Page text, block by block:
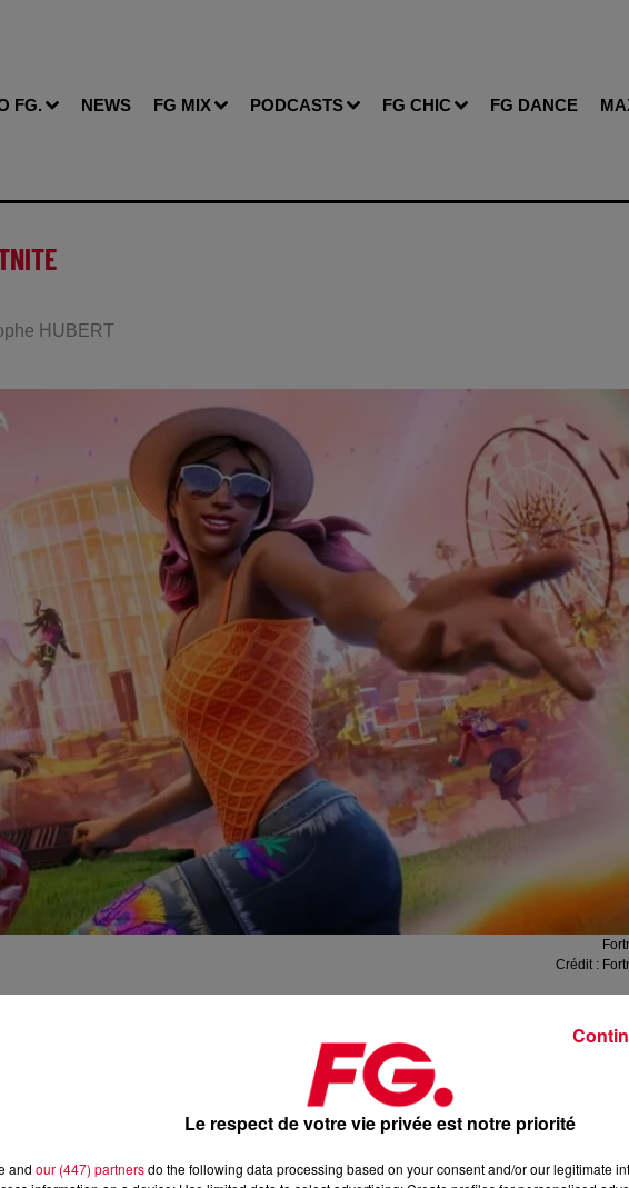
FG. NEWS FG MIX PODCASTS FG CHIC FG DANCE
HUBERT
Crédit :
Proverbe absolument pas connu car inventé pour
cherche à se faire connaître et à fidéliser la nouvelle génération.
avec
jeuxet profiter d’objets spéciaux et d’XP,àdébloquer durant des
Le respect de votre vie privée est notre priorité
and our (447) partnersdo the following data processing based on your consent and/or our legitimate